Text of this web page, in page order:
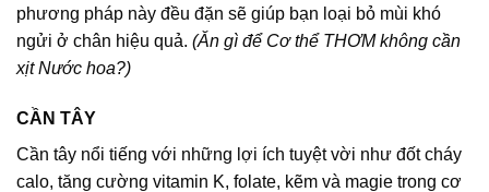
phương pháp này đều đặn sẽ giúp bạn loại bỏ mùi khó
ngửi ở chân hiệu quả. (Ăn gì để Cơ thể THƠM không cần
xịt Nước hoa?)
CẦN TÂY
Cần tây nổi tiếng với những lợi ích tuyệt vời như đốt cháy
calo, tăng cường vitamin K, folate, kẽm và magie trong cơ